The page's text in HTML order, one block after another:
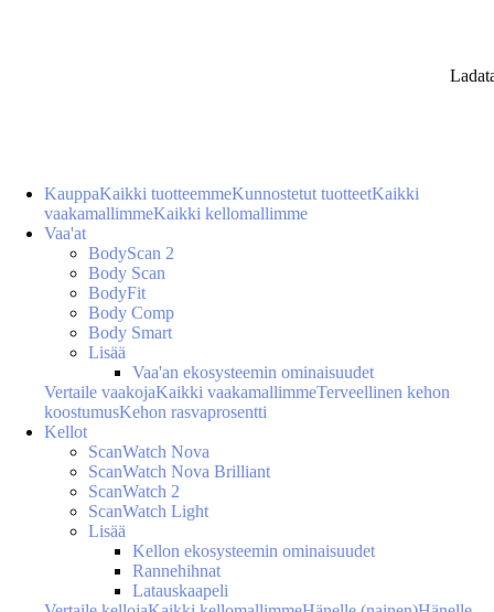
KauppaKaikki tuotteemmeKunnostetut tuotteetKaikki
vaakamallimmeKaikki kellomallimme
Vaa'at
BodyScan 2
Body Scan
BodyFit
Body Comp
Body Smart
Lisää
Vaa'an ekosysteemin ominaisuudet
Vertaile vaakojaKaikki vaakamallimmeTerveellinen kehon
koostumusKehon rasvaprosentti
Kellot
ScanWatch Nova
ScanWatch Nova Brilliant
ScanWatch 2
ScanWatch Light
Lisää
Kellon ekosysteemin ominaisuudet
Rannehihnat
Latauskaapeli